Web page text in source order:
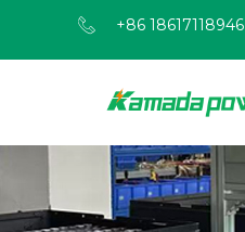
+86 18617118946